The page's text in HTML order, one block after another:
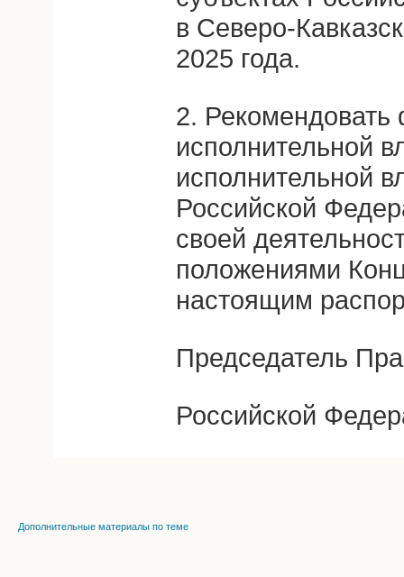
в Северо-
2025 года.
2.
исполнительной
исполнительной
Российской
своей
положениями
настоящим
Председатель
Российской
Дополнительные материалы по теме